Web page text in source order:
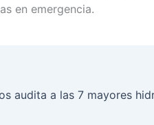
en emergencia.